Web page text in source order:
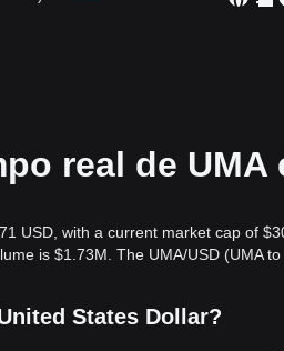
real de UMA
USD, with a current market cap of
is $1.73M. The UMA/USD (UMA
States Dollar?